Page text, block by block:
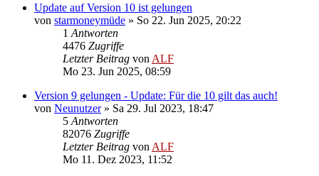
Update auf Version 10 ist gelungen
von starmoneymüde » So 22. Jun 2025, 20:22
1 Antworten
4476 Zugriffe
Letzter Beitrag von ALF
Mo 23. Jun 2025, 08:59
Version 9 gelungen - Update: Für die 10 gilt das auch!
von Neunutzer» Sa 29. Jul 2023, 18:47
5 Antworten
82076 Zugriffe
Letzter Beitrag von ALF
Mo 11. Dez 2023, 11:52